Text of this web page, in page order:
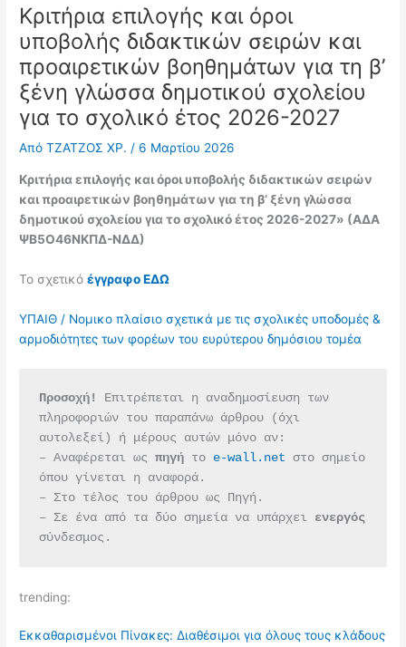
Κριτήρια επιλογής και όροι
υποβολής διδακτικών σειρών και
προαιρετικών βοηθημάτων για τη β’
ξένη γλώσσα δημοτικού σχολείου
για το σχολικό έτος 2026-2027
ΑπόΤΖΑΤΖΟΣ ΧΡ./6 Μαρτίου 2026
Κριτήρια επιλογής και όροι υποβολής διδακτικών σειρών
και προαιρετικών βοηθημάτων για τη β’ ξένη γλώσσα
δημοτικού σχολείου για το σχολικό έτος 2026-2027» (ΑΔΑ
ΨΒ5Ο46ΝΚΠΔ-ΝΔΔ)
Το σχετικόέγγραφο ΕΔΩ
ΥΠΑΙΘ / Nομικο πλαίσιο σχετικά με τις σχολικές υποδομές &
αρμοδιότητες των φορέων του ευρύτερου δημόσιου τομέα
Προσοχή!
Επιτρέπεται η αναδημοσίευση των
πληροφοριών του παραπάνω άρθρου (όχι
αυτολεξεί) ή μέρους αυτών μόνο αν:
– Αναφέρεται ως πηγή το e-wall.net στο σημείο
όπου γίνεται η αναφορά.
– Στο τέλος του άρθρου ως Πηγή.
– Σε ένα από τα δύο σημεία να υπάρχει
σύνδεσμος.
trending:
Εκκαθαρισμένοι Πίνακες: Διαθέσιμοι για όλους τους κλάδους